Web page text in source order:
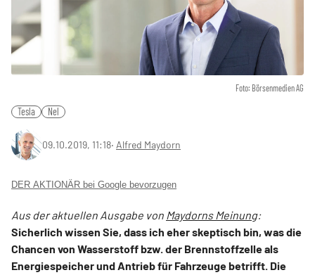
Foto: Börsenmedien AG
Tesla Nel
09.10.2019, 11:18‧ Alfred Maydorn
DER AKTIONÄR bei Google bevorzugen
Aus der aktuellen Ausgabe von Maydorns Meinung:
Sicherlich wissen Sie, dass ich eher skeptisch bin, was die
Chancen von Wasserstoff bzw. der Brennstoffzelle als
Energiespeicher und Antrieb für Fahrzeuge betrifft. Die